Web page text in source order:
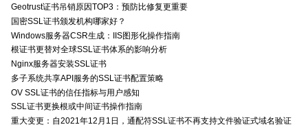
Geotrust证书吊销原因TOP3：预防比修复更重要
国密SSL证书颁发机构哪家好？
Windows服务器CSR生成：IIS图形化操作指南
根证书更替对全球SSL证书体系的影响分析
Nginx服务器安装SSL证书
多子系统共享API服务的SSL证书配置策略
OV SSL证书的信任指标与用户感知
SSL证书更换根或中间证书操作指南
重大变更：自2021年12月1日，通配符SSL证书不再支持文件验证式域名验证